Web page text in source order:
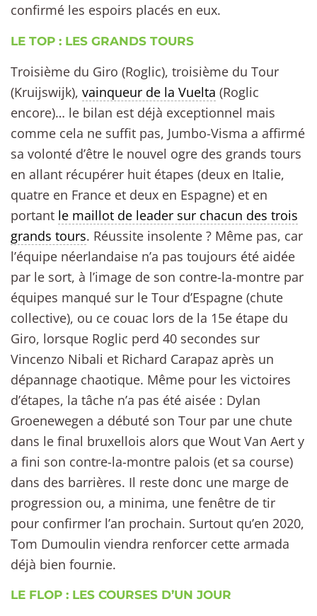
confirmé les espoirs placés en eux.
LE TOP : LES GRANDS TOURS
Troisième du Giro (Roglic), troisième du Tour
(Kruijswijk), vainqueur de la Vuelta (Roglic
encore)… le bilan est déjà exceptionnel mais
comme cela ne suffit pas, Jumbo-Visma a affirmé
sa volonté d’être le nouvel ogre des grands tours
en allant récupérer huit étapes (deux en Italie,
quatre en France et deux en Espagne) et en
portant le maillot de leader sur chacun des trois
grands tours. Réussite insolente ? Même pas, car
l’équipe néerlandaise n’a pas toujours été aidée
par le sort, à l’image de son contre-la-montre par
équipes manqué sur le Tour d’Espagne (chute
collective), ou ce couac lors de la 15e étape du
Giro, lorsque Roglic perd 40 secondes sur
Vincenzo Nibali et Richard Carapaz après un
dépannage chaotique. Même pour les victoires
d’étapes, la tâche n’a pas été aisée : Dylan
Groenewegen a débuté son Tour par une chute
dans le final bruxellois alors que Wout Van Aert y
a fini son contre-la-montre palois (et sa course)
dans des barrières. Il reste donc une marge de
progression ou, a minima, une fenêtre de tir
pour confirmer l’an prochain. Surtout qu’en 2020,
Tom Dumoulin viendra renforcer cette armada
déjà bien fournie.
LE FLOP : LES COURSES D’UN JOUR